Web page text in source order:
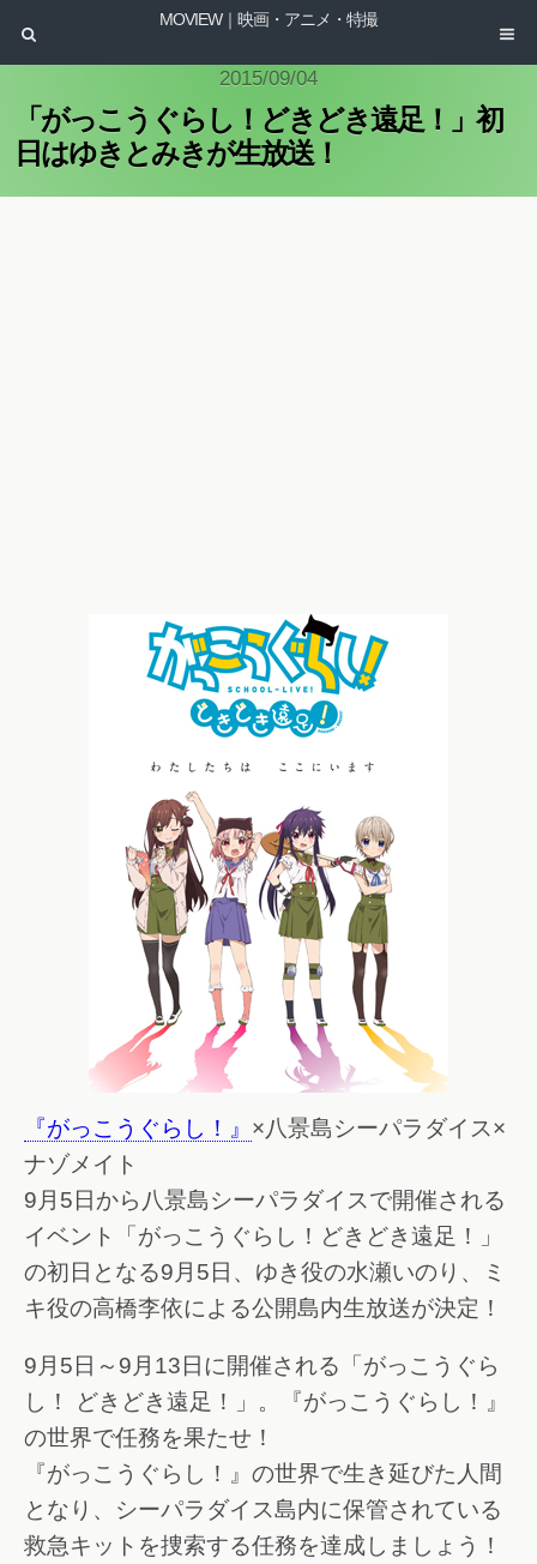
MOVIEW｜映画・アニメ・特撮
2015/09/04
「がっこうぐらし！どきどき遠足！」初
日はゆきとみきが生放送！
『がっこうぐらし！』 ×八景島シーパラダイス×
ナゾメイト
9月5日から八景島シーパラダイスで開催される
イベント「がっこうぐらし！どきどき遠足！」
の初日となる9月5日、ゆき役の水瀬いのり、ミ
キ役の高橋李依による公開島内生放送が決定！
9月5日～9月13日に開催される「がっこうぐら
し！ どきどき遠足！」。『がっこうぐらし！』
の世界で任務を果たせ！
『がっこうぐらし！』の世界で生き延びた人間
となり、シーパラダイス島内に保管されている
救急キットを捜索する任務を達成しましょう！